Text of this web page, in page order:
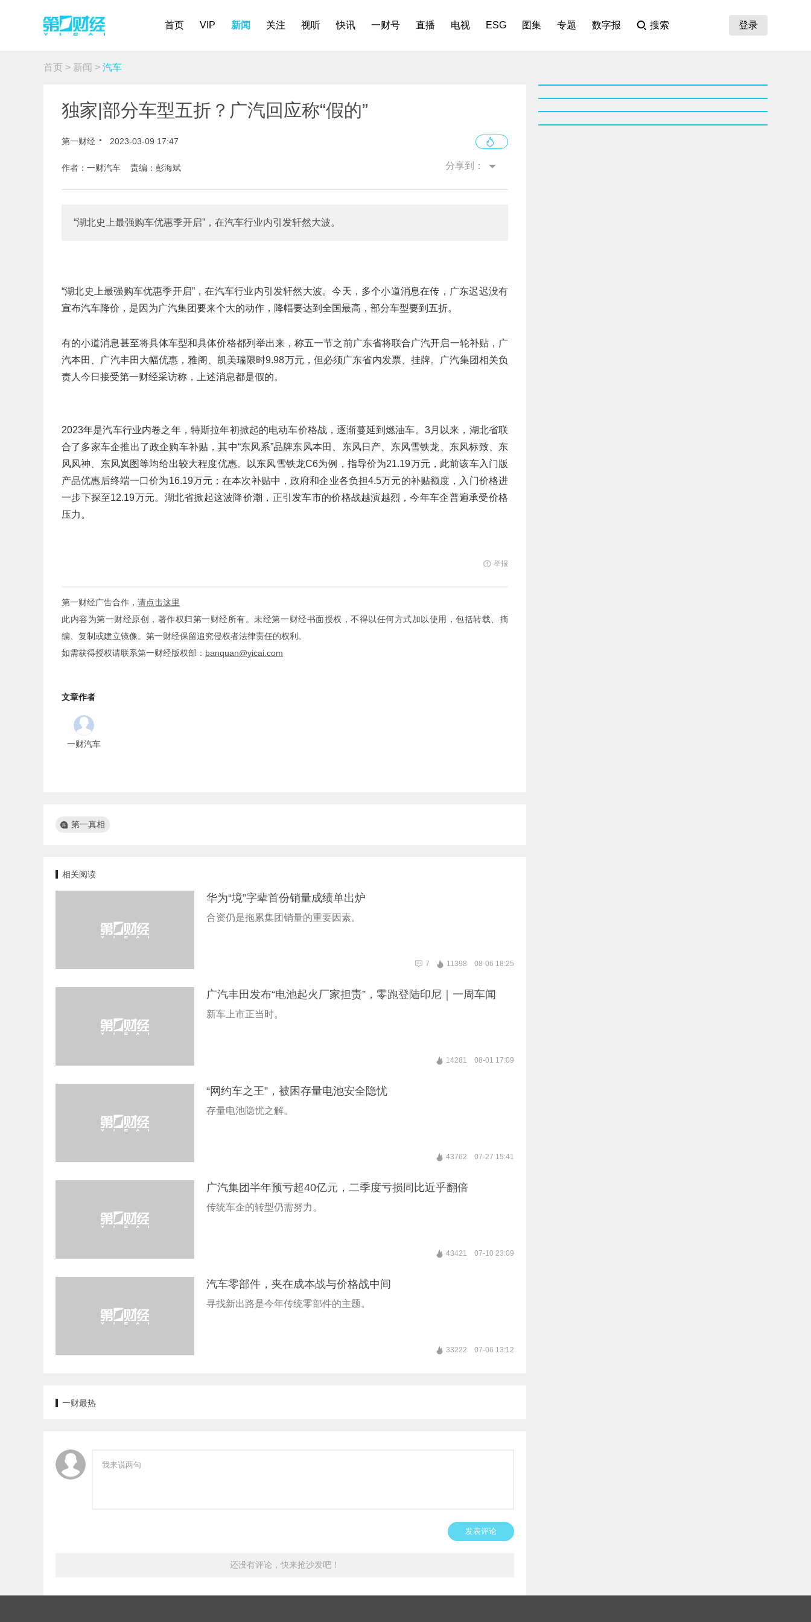
首页 VIP 新闻 关注 视听 快讯 一财号 直播 电视 ESG 图集 专题 数字报 搜索 登录
首页 > 新闻 > 汽车
独家|部分车型五折？广汽回应称“假的”
第一财经 2023-03-09 17:47
作者：一财汽车 责编：彭海斌 分享到：
“湖北史上最强购车优惠季开启”，在汽车行业内引发轩然大波。
“湖北史上最强购车优惠季开启”，在汽车行业内引发轩然大波。今天，多个小道消息在传，广东迟迟没有
宣布汽车降价，是因为广汽集团要来个大的动作，降幅要达到全国最高，部分车型要到五折。
有的小道消息甚至将具体车型和具体价格都列举出来，称五一节之前广东省将联合广汽开启一轮补贴，广
汽本田、广汽丰田大幅优惠，雅阁、凯美瑞限时9.98万元，但必须广东省内发票、挂牌。广汽集团相关负
责人今日接受第一财经采访称，上述消息都是假的。
2023年是汽车行业内卷之年，特斯拉年初掀起的电动车价格战，逐渐蔓延到燃油车。3月以来，湖北省联
合了多家车企推出了政企购车补贴，其中“东风系”品牌东风本田、东风日产、东风雪铁龙、东风标致、东
风风神、东风岚图等均给出较大程度优惠。以东风雪铁龙C6为例，指导价为21.19万元，此前该车入门版
产品优惠后终端一口价为16.19万元；在本次补贴中，政府和企业各负担4.5万元的补贴额度，入门价格进
一步下探至12.19万元。湖北省掀起这波降价潮，正引发车市的价格战越演越烈，今年车企普遍承受价格
压力。
举报
第一财经广告合作， 请点击这里
此内容为第一财经原创，著作权归第一财经所有。未经第一财经书面授权，不得以任何方式加以使用，包括转载、摘
编、复制或建立镜像。第一财经保留追究侵权者法律责任的权利。
如需获得授权请联系第一财经版权部： banquan@yicai.com
文章作者
一财汽车
第一真相
相关阅读
华为“境”字辈首份销量成绩单出炉
合资仍是拖累集团销量的重要因素。
7 11398 08-06 18:25
广汽丰田发布“电池起火厂家担责”，零跑登陆印尼｜一周车闻
新车上市正当时。
14281 08-01 17:09
“网约车之王”，被困存量电池安全隐忧
存量电池隐忧之解。
43762 07-27 15:41
广汽集团半年预亏超40亿元，二季度亏损同比近乎翻倍
传统车企的转型仍需努力。
43421 07-10 23:09
汽车零部件，夹在成本战与价格战中间
寻找新出路是今年传统零部件的主题。
33222 07-06 13:12
一财最热
发表评论
还没有评论，快来抢沙发吧！